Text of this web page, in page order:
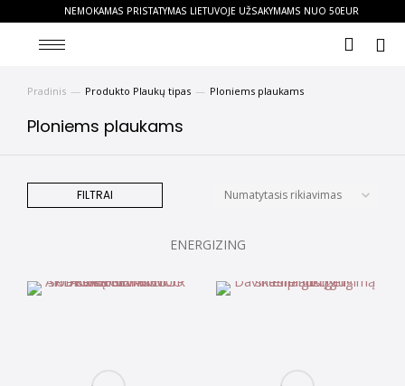
NEMOKAMAS PRISTATYMAS LIETUVOJE UŽSAKYMAMS NUO 50EUR
You are here:
Pradinis Produkto Plaukų tipas Ploniems plaukams
Ploniems plaukams
FILTRAI
ENERGIZING